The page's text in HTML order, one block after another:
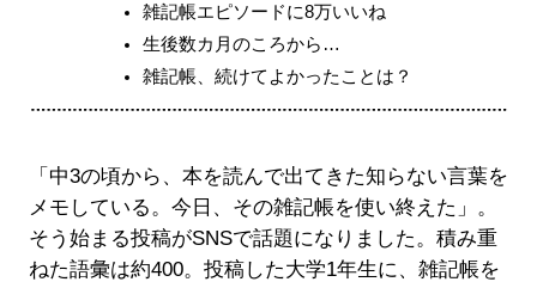
雑記帳エピソードに8万いいね
生後数カ月のころから…
雑記帳、続けてよかったことは？
「中3の頃から、本を読んで出てきた知らない言葉を
メモしている。今日、その雑記帳を使い終えた」。
そう始まる投稿がSNSで話題になりました。積み重
ねた語彙は約400。投稿した大学1年生に、雑記帳を